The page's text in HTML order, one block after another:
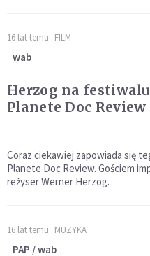
16 lat temu FILM
wab
Herzog na festiwalu
Planete Doc Review
Coraz ciekawiej zapowiada się
Planete Doc Review. Gościem
reżyser Werner Herzog.
16 lat temu MUZYKA
PAP / wab